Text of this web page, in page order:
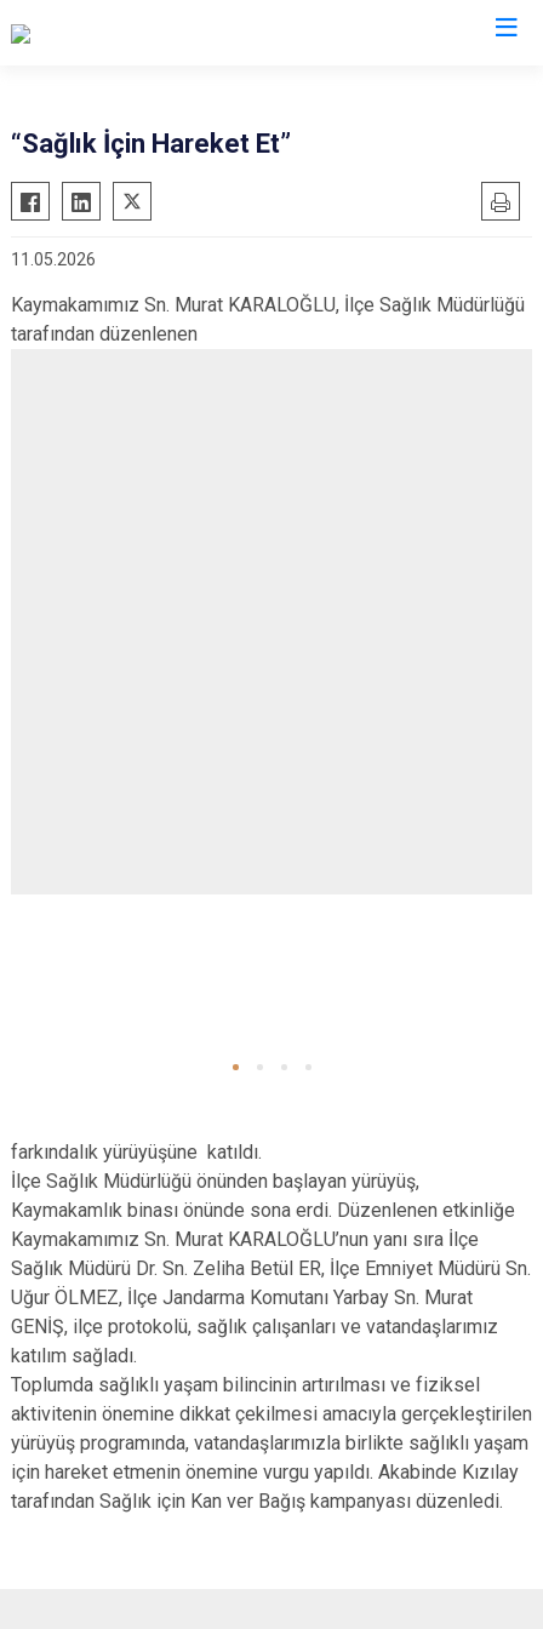
Bahçesaray
Başkale
Çaldıran
Çatak
Edremit
Saray
“Sağlık İçin Hareket Et”
11.05.2026
Kaymakamımız Sn. Murat KARALOĞLU, İlçe Sağlık Müdürlüğü
tarafından düzenlenen
farkındalık yürüyüşüne katıldı.
İlçe Sağlık Müdürlüğü önünden başlayan yürüyüş,
Kaymakamlık binası önünde sona erdi. Düzenlenen etkinliğe
Kaymakamımız Sn. Murat KARALOĞLU’nun yanı sıra İlçe
Sağlık Müdürü Dr. Sn. Zeliha Betül ER, İlçe Emniyet Müdürü Sn.
Uğur ÖLMEZ, İlçe Jandarma Komutanı Yarbay Sn. Murat
GENİŞ, ilçe protokolü, sağlık çalışanları ve vatandaşlarımız
katılım sağladı.
Toplumda sağlıklı yaşam bilincinin artırılması ve fiziksel
aktivitenin önemine dikkat çekilmesi amacıyla gerçekleştirilen
yürüyüş programında, vatandaşlarımızla birlikte sağlıklı yaşam
için hareket etmenin önemine vurgu yapıldı. Akabinde Kızılay
tarafından Sağlık için Kan ver Bağış kampanyası düzenledi.